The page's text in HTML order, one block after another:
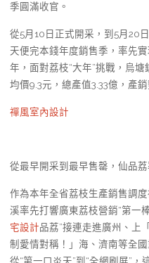
季圓滿收官。
從5月10日正式開采，到5月20
天便完本錢年度銷售季，率先
年，面對荔枝“大年”挑戰，烏塘
均價9.3元，總產值3.33億，產銷
禪風室內設計
從最早開采到最早售罄，仙品
作為本年全省荔枝生產銷售調
溪率先打響廣東荔枝營銷“第一
宅設計品荔”接連走進廣州、上
制愛情對稱！」海、濟南等全
從“第一口炎天”到“全網刷屏”